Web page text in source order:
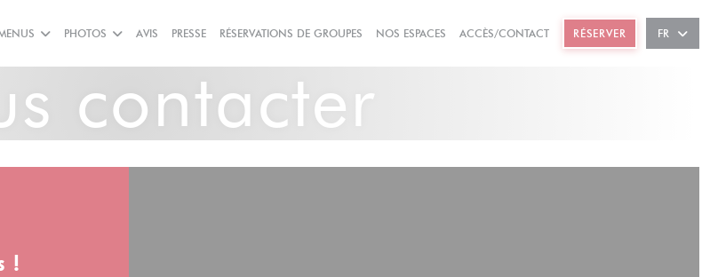
PHOTOS AVIS PRESSE RÉSERVATIONS DE GROUPES((OUVRE UNE NOUVELLE FENÊTRE))
NOS ESPACES((OUVRE UNE NOUVELLE FENÊTRE))
ACCÈS/CONTACT RÉSERVER FR
contacter
!